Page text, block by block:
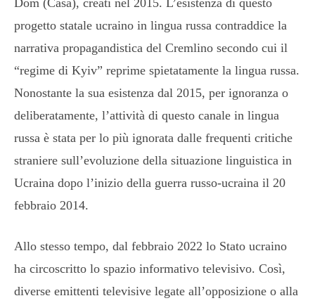
progetto statale ucraino in lingua russa contraddice la
narrativa propagandistica del Cremlino secondo cui il
“regime di Kyiv” reprime spietatamente la lingua russa.
Nonostante la sua esistenza dal 2015, per ignoranza o
deliberatamente, l’attività di questo canale in lingua
russa è stata per lo più ignorata dalle frequenti critiche
straniere sull’evoluzione della situazione linguistica in
Ucraina dopo l’inizio della guerra russo-ucraina il 20
febbraio 2014.
Allo stesso tempo, dal febbraio 2022 lo Stato ucraino
ha circoscritto lo spazio informativo televisivo. Così,
diverse emittenti televisive legate all’opposizione o alla